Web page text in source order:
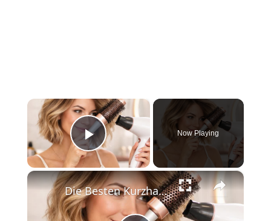
×
Play Video
Now Playing
×
Die Besten Kurzhaarfrisuren! 20 schönsten Ideen & Styling